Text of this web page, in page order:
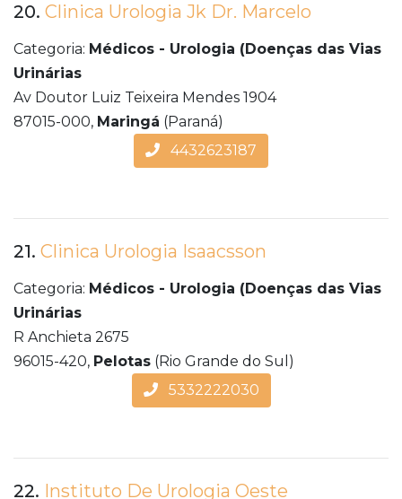
20. Clinica Urologia Jk Dr. Marcelo
Categoria: Médicos - Urologia (Doenças das Vias
Urinárias
Av Doutor Luiz Teixeira Mendes 1904
87015-000, Maringá (Paraná)
4432623187
21. Clinica Urologia Isaacsson
Categoria: Médicos - Urologia (Doenças das Vias
Urinárias
R Anchieta 2675
96015-420, Pelotas (Rio Grande do Sul)
5332222030
22. Instituto De Urologia Oeste